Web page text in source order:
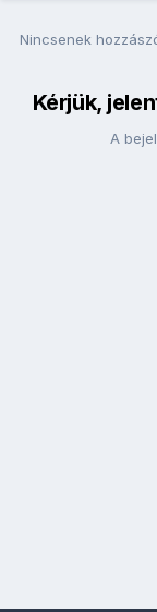
Nincsenek
Kérjük,
A